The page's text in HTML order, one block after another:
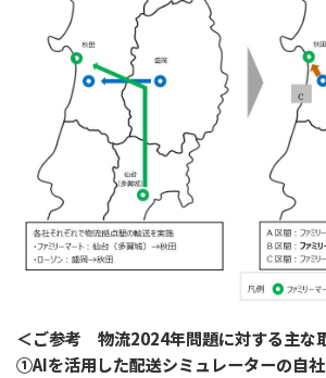
＜ご参考 物流2024年問題に対する主な
①AIを活用した配送シミュレーターの自